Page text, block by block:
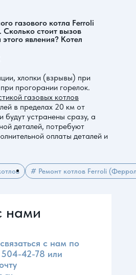
газового котла Ferroli
Сколько стоит вызов
явления? Котел
хлопки (взрывы) при
прогорании горелок.
газовых котлов
в пределах 20 км от
устранены сразу, а
деталей, потребуют
оплаты деталей и
# Ремонт котлов Ferroli
нами
с нам по
42-78 или